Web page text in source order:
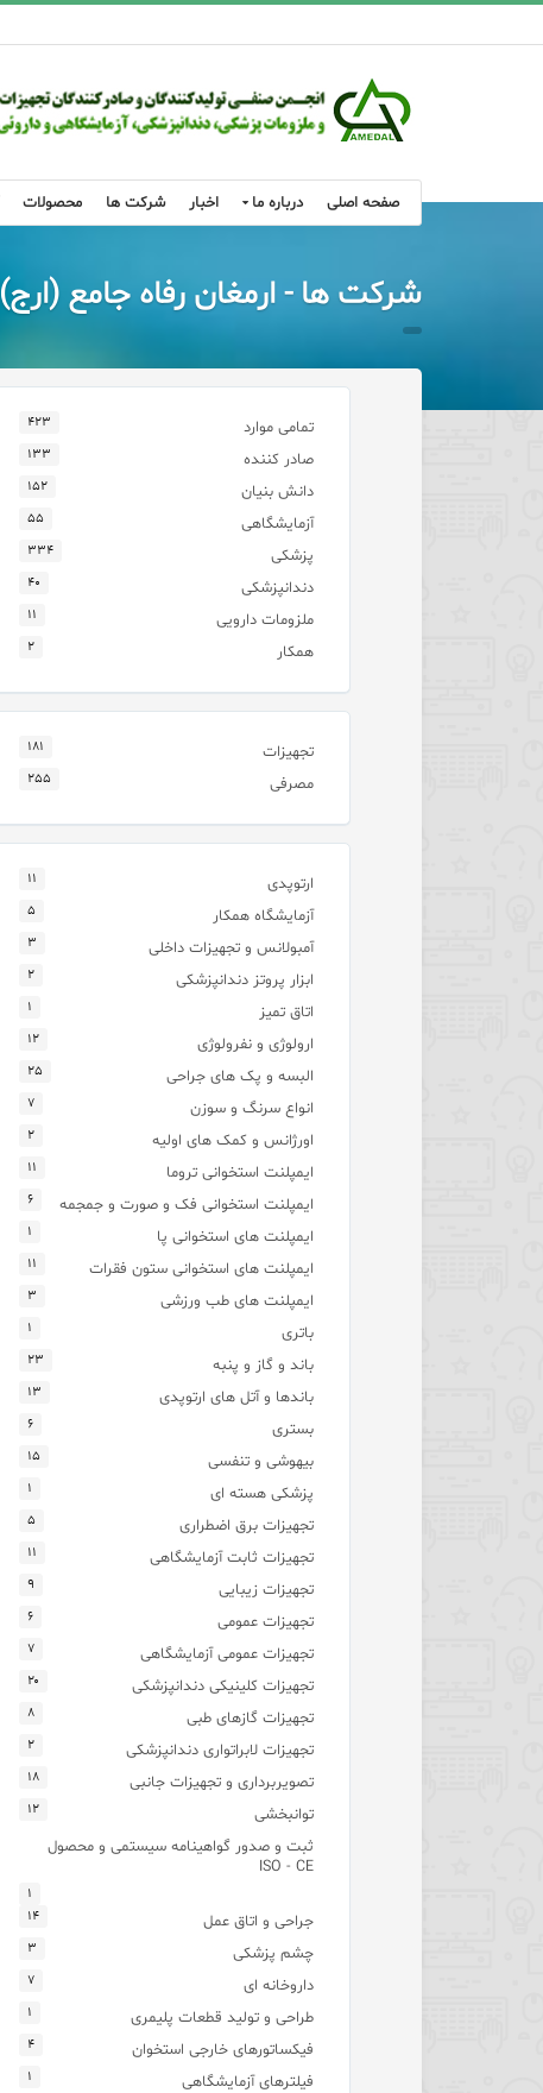
صفحه اصلی درباره ما اخبار شرکت ها محصولات
شرکت ها - ارمغان رفاه جامع (ارج)
تمامی موارد ۴۲۳
صادر کننده ۱۳۳
دانش بنیان ۱۵۲
آزمایشگاهی ۵۵
پزشکی ۳۳۴
دندانپزشکی ۴۰
ملزومات دارویی ۱۱
همکار ۲
تجهیزات ۱۸۱
مصرفی ۲۵۵
ارتوپدی ۱۱
آزمایشگاه همکار ۵
آمبولانس و تجهیزات داخلی ۳
ابزار پروتز دندانپزشکی ۲
اتاق تمیز ۱
ارولوژی و نفرولوژی ۱۲
البسه و پک های جراحی ۲۵
انواع سرنگ و سوزن ۷
اورژانس و کمک های اولیه ۲
ایمپلنت استخوانی تروما ۱۱
ایمپلنت استخوانی فک و صورت و جمجمه ۶
ایمپلنت های استخوانی پا ۱
ایمپلنت های استخوانی ستون فقرات ۱۱
ایمپلنت های طب ورزشی ۳
باتری ۱
باند و گاز و پنبه ۲۳
باندها و آتل های ارتوپدی ۱۳
بستری ۶
بیهوشی و تنفسی ۱۵
پزشکی هسته ای ۱
تجهیزات برق اضطراری ۵
تجهیزات ثابت آزمایشگاهی ۱۱
تجهیزات زیبایی ۹
تجهیزات عمومی ۶
تجهیزات عمومی آزمایشگاهی ۷
تجهیزات کلینیکی دندانپزشکی ۲۰
تجهیزات گازهای طبی ۸
تجهیزات لابراتواری دندانپزشکی ۲
تصویربرداری و تجهیزات جانبی ۱۸
توانبخشی ۱۲
ثبت و صدور گواهینامه سیستمی و محصول
ISO - CE
۱
جراحی و اتاق عمل ۱۴
چشم پزشکی ۳
داروخانه ای ۷
طراحی و تولید قطعات پلیمری ۱
فیکساتورهای خارجی استخوان ۴
فیلترهای آزمایشگاهی ۱